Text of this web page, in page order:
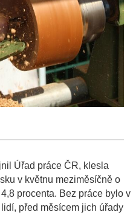
Úřad práce ČR, klesla
v květnu meziměsíčně o
procenta. Bez práce bylo v
před měsícem jich úřady